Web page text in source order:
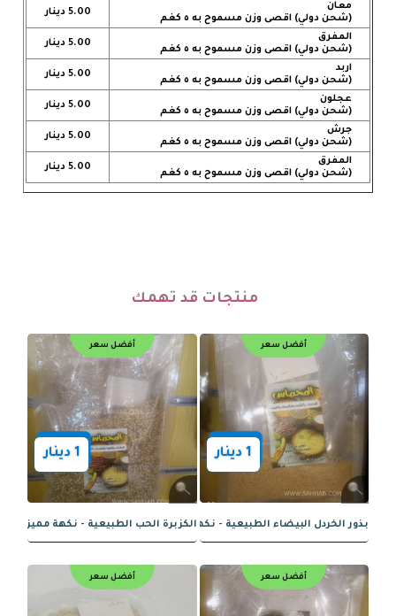
معان
(شحن دولي) اقصى وزن مسموح به ٥ كغم
5.00 دينار
المفرق
(شحن دولي) اقصى وزن مسموح به ٥ كغم
5.00 دينار
اربد
(شحن دولي) اقصى وزن مسموح به ٥ كغم
5.00 دينار
عجلون
(شحن دولي) اقصى وزن مسموح به ٥ كغم
5.00 دينار
جرش
(شحن دولي) اقصى وزن مسموح به ٥ كغم
5.00 دينار
المفرق
(شحن دولي) اقصى وزن مسموح به ٥ كغم
5.00 دينار
منتجات قد تهمك